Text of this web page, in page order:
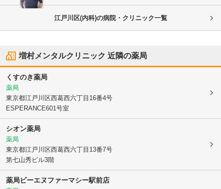
江戸川区(内科)の病院・クリニック一覧
増村メンタルクリニック 近隣の薬局
くすのき薬局
薬局
東京都江戸川区西葛西六丁目16番4号
ESPERANCE601号室
シオン薬局
薬局
東京都江戸川区西葛西六丁目13番7号
第七山秀ビル3階
薬局ビーエヌファーマシー駅前店